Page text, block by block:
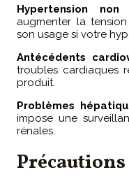
Hypertension
augmenter la
son usage si votre
Antécédents
troubles cardiaques
produit.
Problèmes
impose une
rénales.